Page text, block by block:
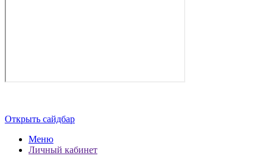
Открыть сайдбар
Меню
Личный кабинет